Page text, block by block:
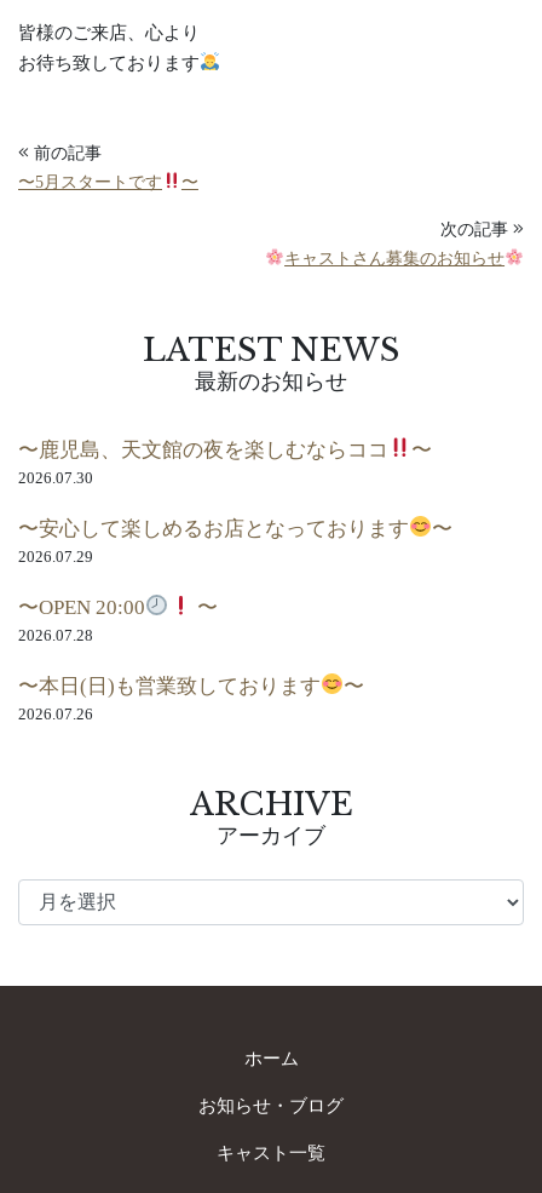
皆様のご来店、心より
お待ち致しております
前の記事
〜5月スタートです 〜
次の記事
キャストさん募集のお知らせ
LATEST NEWS
最新のお知らせ
〜鹿児島、天文館の夜を楽しむならココ 〜
2026.07.30
〜安心して楽しめるお店となっております 〜
2026.07.29
〜OPEN 20:00 〜
2026.07.28
〜本日(日)も営業致しております 〜
2026.07.26
ARCHIVE
アーカイブ
ホーム
お知らせ・ブログ
キャスト一覧